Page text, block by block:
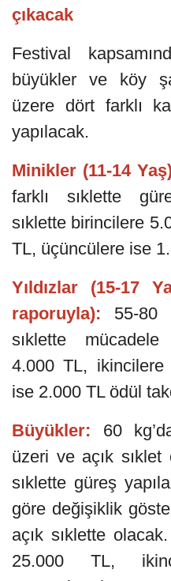
çıkacak
Festival
büyükler ve köy
üzere dört farklı
yapılacak.
Minikler (11-14
farklı sıklette
sıklette birincilere
TL, üçüncülere ise
Yıldızlar (15-17
raporuyla): 55-80
sıklette
4.000 TL,
ise 2.000 TL ödül
Büyükler: 60
üzeri ve açık
sıklette güreş
göre değişiklik
açık sıklette
25.000 TL,